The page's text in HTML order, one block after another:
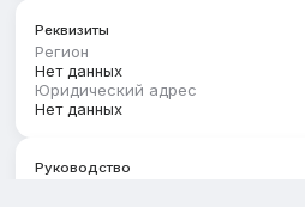
Реквизиты
Регион
Нет данных
Юридический адрес
Нет данных
Руководство